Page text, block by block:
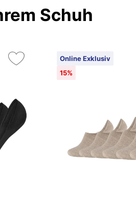
Schuh
Online Exklusiv
15%